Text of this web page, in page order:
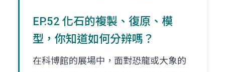
EP.52 化石的複製、復原、模
型，你知道如何分辨嗎？
在科博館的展場中，面對恐龍或大象的